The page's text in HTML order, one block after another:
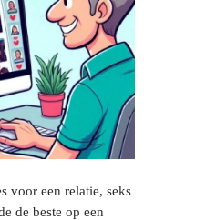
voor een relatie, seks
de beste op een